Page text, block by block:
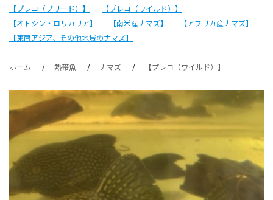
【プレコ（ブリード）】
【プレコ（ワイルド）】
【オトシン・ロリカリア】
【南米産ナマズ】
【アフリカ産ナマズ】
【東南アジア、その他地域のナマズ】
ホーム 熱帯魚 ナマズ 【プレコ（ワイルド）】